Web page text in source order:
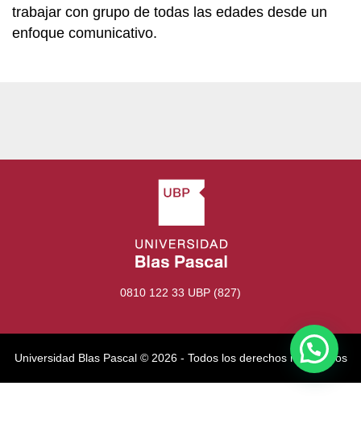
trabajar con grupo de todas las edades desde un
enfoque comunicativo.
0810 122 33 UBP (827)
Universidad Blas Pascal ©️ 2026 - Todos los derechos reservados